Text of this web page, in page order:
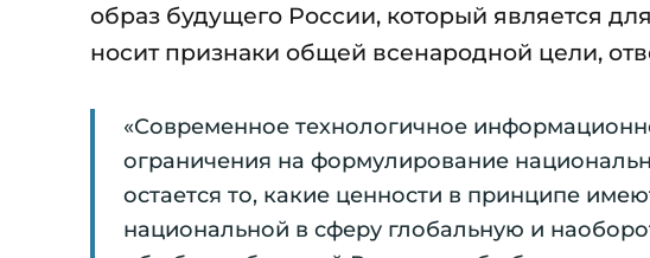
образ будущего России, который является
носит признаки общей всенародной цели,
«Современное технологичное
ограничения на формулирование
остается то, какие ценности в принципе
национальной в сферу глобальную и